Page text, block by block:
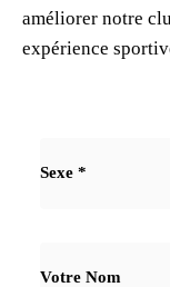
améliorer notre
expérience
Sexe *
Votre Nom